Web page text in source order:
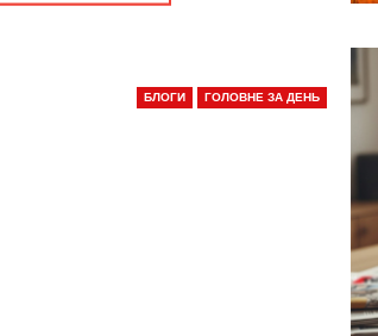
БЛОГИ ГОЛОВНЕ ЗА ДЕНЬ